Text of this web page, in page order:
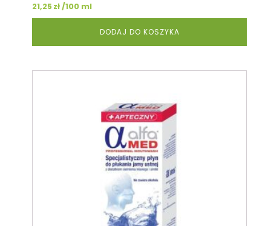
21,25zł/100 ml
DODAJ DO KOSZYKA